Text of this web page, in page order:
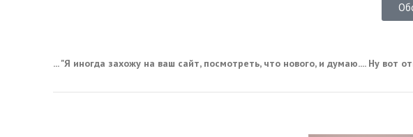
... "Я иногда захожу на ваш сайт, посмотреть, что нового, и думаю.... Ну вот